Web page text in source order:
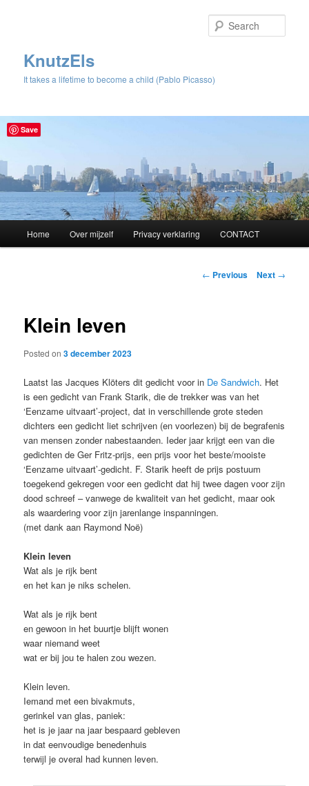
KnutzEls
It takes a lifetime to become a child (Pablo Picasso)
Skip
content
Home Over mijzelf Privacy verklaring CONTACT
Post
← Previous Next →
Klein leven
Posted on3 december 2023
Laatst las Jacques Klöters dit gedicht voor in De Sandwich. Het
is een gedicht van Frank Starik, die de trekker was van het
‘Eenzame uitvaart’-project, dat in verschillende grote steden
dichters een gedicht liet schrijven (en voorlezen) bij de begrafenis
van mensen zonder nabestaanden. Ieder jaar krijgt een van die
gedichten de Ger Fritz-prijs, een prijs voor het beste/mooiste
‘Eenzame uitvaart’-gedicht. F. Starik heeft de prijs postuum
toegekend gekregen voor een gedicht dat hij twee dagen voor zijn
dood schreef – vanwege de kwaliteit van het gedicht, maar ook
als waardering voor zijn jarenlange inspanningen.
(met dank aan Raymond Noë)
Klein leven
Wat als je rijk bent
en het kan je niks schelen.
Wat als je rijk bent
en gewoon in het buurtje blijft wonen
waar niemand weet
wat er bij jou te halen zou wezen.
Klein leven.
Iemand met een bivakmuts,
gerinkel van glas, paniek:
het is je jaar na jaar bespaard gebleven
in dat eenvoudige benedenhuis
terwijl je overal had kunnen leven.
Save